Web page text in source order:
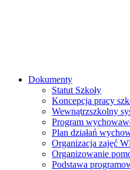
Dokumenty
Statut Szkoły
Koncepcja pracy
Wewnątrzszkolny
Program
Plan działań
Organizacja zajęć
Organizowanie
Podstawa